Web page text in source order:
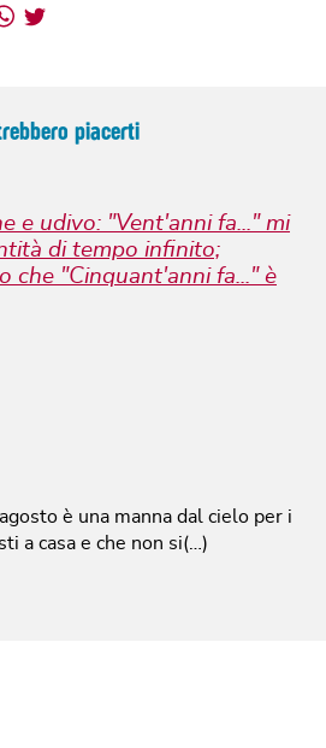
Whatsapp
Twitter
piacerti
e udivo: "Vent'anni fa..." mi
di tempo infinito;
che "Cinquant'anni fa..." è
è una manna dal cielo per i
a casa e che non si(…)